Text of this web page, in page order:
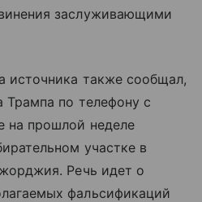
заслуживающими
источника также сообщал,
Трампа по телефону с
на прошлой неделе
участке в
Речь идет о
фальсификаций